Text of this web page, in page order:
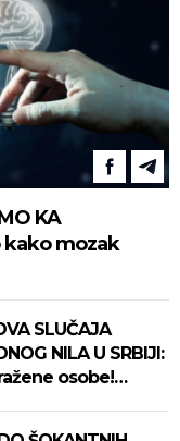
KA
kako mozak
SLUČAJA
NILA U SRBIJI:
osobe!